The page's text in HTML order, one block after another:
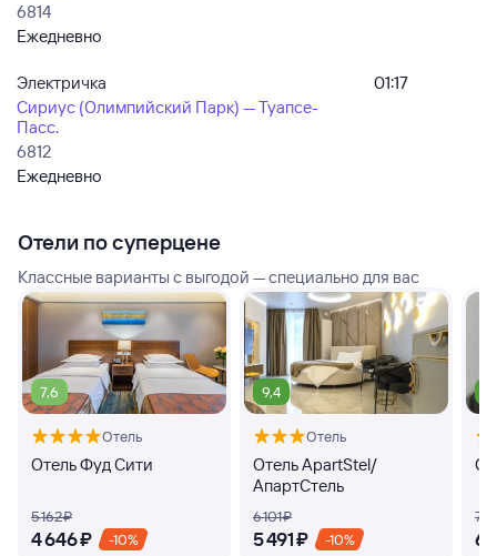
6814
Ежедневно
Электричка
Сириус (Олимпийский Парк) — Туапсе-
Пасс.
6812
Ежедневно
01:17
Отели по суперцене
Классные варианты с выгодой — специально для вас
7,6
Отель
Отель Фуд Сити
5 ⁠162 ⁠₽
4 ⁠646 ⁠₽ -10%
9,4
Отель
Отель ApartStel/
АпартСтель
6 ⁠101 ⁠₽
5 ⁠491 ⁠₽ -10%
7
6